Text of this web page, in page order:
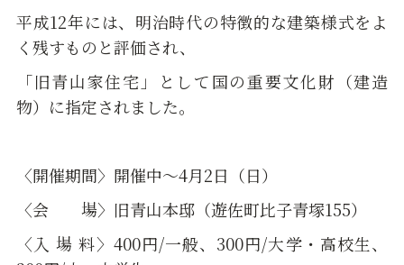
平成12年には、明治時代の特徴的な建築様式をよ
く残すものと評価され、
「旧青山家住宅」として国の重要文化財（建造
物）に指定されました。
〈開催期間〉開催中～4月2日（日）
〈会 場〉旧青山本邸（遊佐町比子青塚155）
〈入 場 料〉400円/一般、300円/大学・高校生、